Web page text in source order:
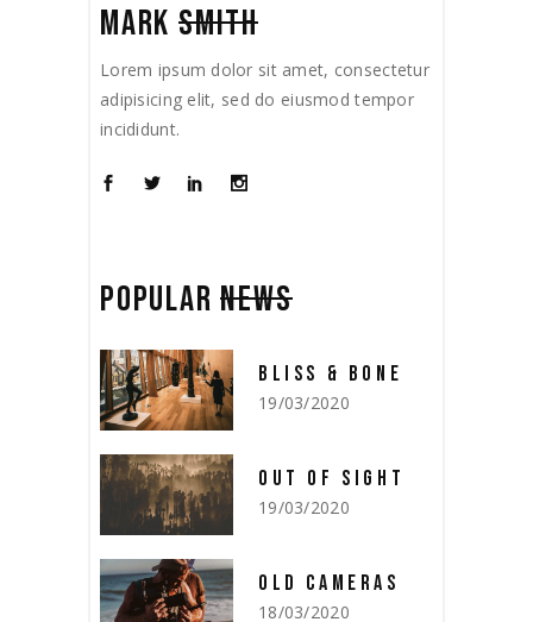
MARK SMITH
Lorem ipsum dolor sit amet, consectetur
adipisicing elit, sed do eiusmod tempor
incididunt.
POPULARNEWS
BLISS & BONE
19/03/2020
OUT OF SIGHT
19/03/2020
OLD CAMERAS
18/03/2020